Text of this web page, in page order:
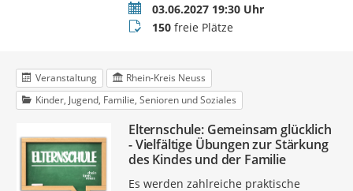
Termin03.06.2027 19:30 Uhr
Buchungsstatus
150freie Plätze
Veranstaltung
Rhein-Kreis Neuss
Kinder, Jugend, Familie, Senioren und Soziales
Elternschule: Gemeinsam glücklich
- Vielfältige Übungen zur Stärkung
des Kindes und der Familie
Es werden zahlreiche praktische